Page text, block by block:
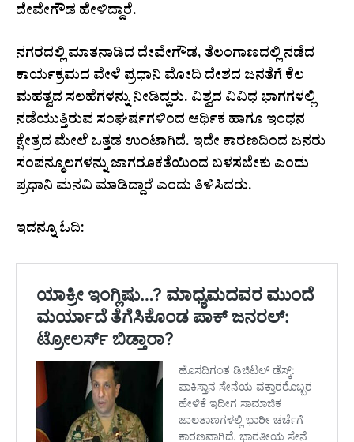
ದೇವೇಗೌಡ ಹೇಳಿದ್ದಾರೆ.
ನಗರದಲ್ಲಿ ಮಾತನಾಡಿದ ದೇವೇಗೌಡ, ತೆಲಂಗಾಣದಲ್ಲಿ ನಡೆದ
ಕಾರ್ಯಕ್ರಮದ ವೇಳೆ ಪ್ರಧಾನಿ ಮೋದಿ ದೇಶದ ಜನತೆಗೆ ಕೆಲ
ಮಹತ್ವದ ಸಲಹೆಗಳನ್ನು ನೀಡಿದ್ದರು. ವಿಶ್ವದ ವಿವಿಧ ಭಾಗಗಳಲ್ಲಿ
ನಡೆಯುತ್ತಿರುವ ಸಂಘರ್ಷಗಳಿಂದ ಆರ್ಥಿಕ ಹಾಗೂ ಇಂಧನ
ಕ್ಷೇತ್ರದ ಮೇಲೆ ಒತ್ತಡ ಉಂಟಾಗಿದೆ. ಇದೇ ಕಾರಣದಿಂದ ಜನರು
ಸಂಪನ್ಮೂಲಗಳನ್ನು ಜಾಗರೂಕತೆಯಿಂದ ಬಳಸಬೇಕು ಎಂದು
ಪ್ರಧಾನಿ ಮನವಿ ಮಾಡಿದ್ದಾರೆ ಎಂದು ತಿಳಿಸಿದರು.
ಇದನ್ನೂ ಓದಿ: